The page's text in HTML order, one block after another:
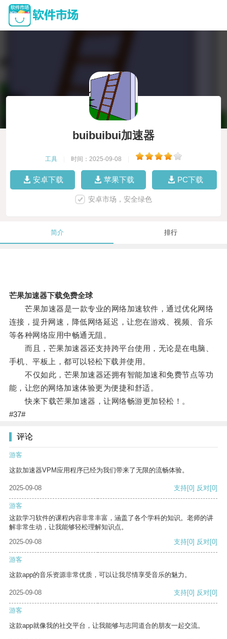
buibuibui加速器
工具 时间：2025-09-08
安卓下载 苹果下载 PC下载
安卓市场，安全绿色
简介 排行
芒果加速器下载免费全球
芒果加速器是一款专业的网络加速软件，通过优化网络
连接，提升网速，降低网络延迟，让您在游戏、视频、音乐
等各种网络应用中畅通无阻。
而且，芒果加速器还支持跨平台使用，无论是在电脑、
手机、平板上，都可以轻松下载并使用。
不仅如此，芒果加速器还拥有智能加速和免费节点等功
能，让您的网络加速体验更为便捷和舒适。
快来下载芒果加速器，让网络畅游更加轻松！。
#37#
评论
游客
这款加速器VPM应用程序已经为我们带来了无限的流畅体验。
2025-09-08 支持[0] 反对[0]
游客
这款学习软件的课程内容非常丰富，涵盖了各个学科的知识。老师的讲
解非常生动，让我能够轻松理解知识点。
2025-09-08
支持[0] 反对[0]
游客
这款app的音乐资源非常优质，可以让我尽情享受音乐的魅力。
2025-09-08 支持[0] 反对[0]
游客
这款app就像我的社交平台，让我能够与志同道合的朋友一起交流。